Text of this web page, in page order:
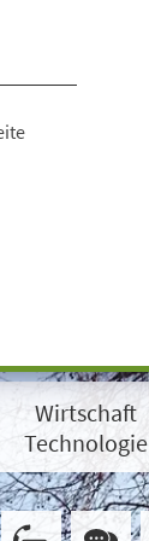
Wirtschaft
Technologie